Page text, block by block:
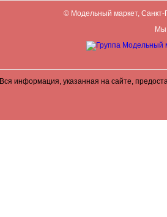
© Модельный маркет, Санкт-
Мы
Вся информация, указанная на сайте,